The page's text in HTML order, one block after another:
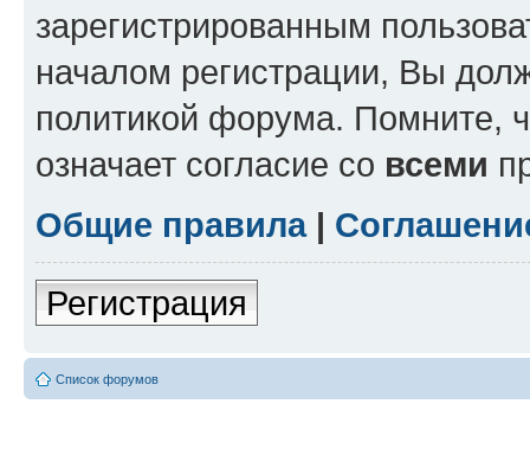
зарегистрированным
началом регистрации, Вы
политикой форума. Помните,
означает согласие со всеми
Общие правила|
Регистрация
Список форумов